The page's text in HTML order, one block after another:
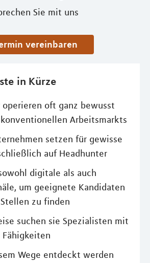
Sie mit uns
vereinbaren
in Kürze
operieren oft ganz bewusst
Arbeitsmarkts
setzen für gewisse
auf Headhunter
digitale als auch
um geeignete Kandidaten
zu finden
suchen sie Spezialisten mit
Fähigkeiten
Wege entdeckt werden